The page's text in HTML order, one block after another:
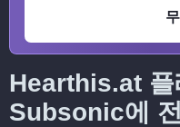
Hearthis.at 플
Subsonic에